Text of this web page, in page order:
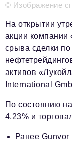
© Изображение
На открытии
акции компании
срыва сделки
активов
International
По состоянию
4,23% и
Ранее